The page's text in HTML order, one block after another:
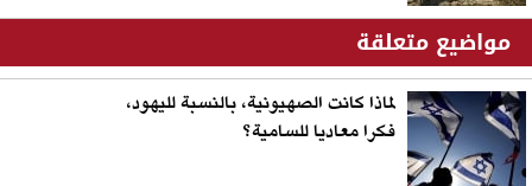
مواضيع متعلقة
لماذا كانت الصهيونية، بالنسبة لليهود،
فكرا معاديا للسامية؟